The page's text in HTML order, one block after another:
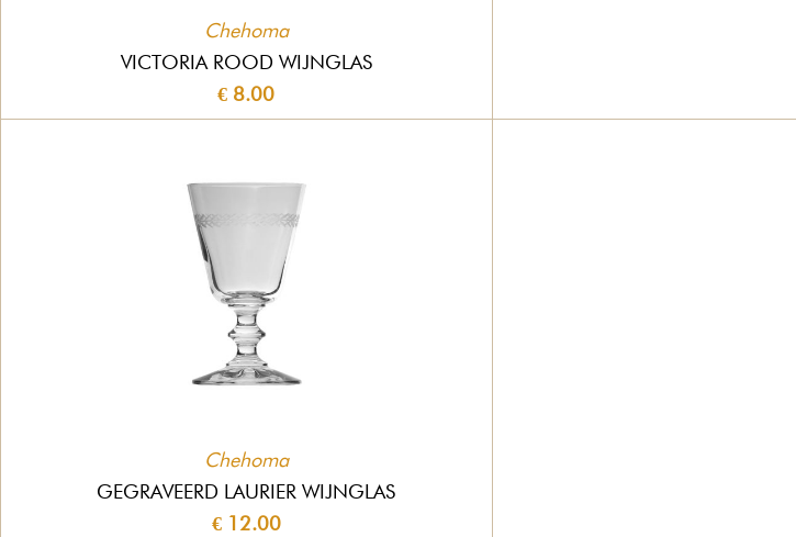
Chehoma
VICTORIA ROOD WIJNGLAS
€ 8.00
Chehoma
GEGRAVEERD LAURIER WIJNGLAS
€ 12.00